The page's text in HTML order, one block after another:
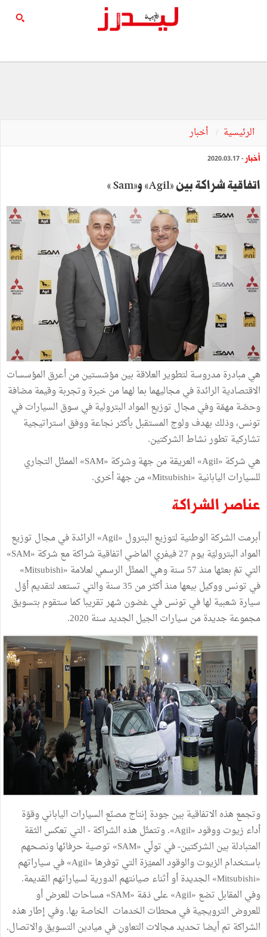
الرئيسية أخبار
أخبار - 2020.03.17
اتفاقية شراكة بين »Agil« و»Sam «
هي مبادرة مدروسة لتطوير العلاقة بين مؤسّستين من أعرق المؤسسات
الاقتصادية الرائدة في مجاليهما بما لهما من خبرة وتجربة وقيمة مضافة
وحصّة مهمّة وفي مجال توزيع المواد البترولية في سوق السيارات في
تونس، وذلك بهدف ولوج المستقبل بأكثر نجاعة ووفق استراتيجية
تشاركية تطور نشاط الشركتين.
هي شركة «Agil» العريقة من جهة وشركة «SAM» الممثّل التجاري
للسيارات اليابانية «Mitsubishi» من جهة أخرى.
عناصر الشراكة
أبرمت الشركة الوطنية لتوزيع البترول «Agil» الرائدة في مجال توزيع
المواد البتروليّة يوم 27 فيفري الماضي اتفاقية شراكة مع شركة «SAM»
التي تمّ بعثها منذ 57 سنة وهي الممثّل الرسمي لعلامة «Mitsubishi»
في تونس ووكيل بيعها منذ أكثر من 35 سنة والتي تستعد لتقديم أوّل
سيارة شعبية لها في تونس في غضون شهر تقريبا كما ستقوم بتسويق
مجموعة جديدة من سيارات الجيل الجديد سنة 2020.
وتجمع هذه الاتفاقية بين جودة إنتاج مصنّع السيارات الياباني وقوّة
أداء زيوت ووقود «Agil». وتتمثّل هذه الشراكة - التي تعكس الثقة
المتبادلة بين الشركتين- في تولّي «SAM» توصية حرفائها ونصحهم
باستخدام الزيوت والوقود المميّزة التي توفرها «Agil» في سياراتهم
«Mitsubishi» الجديدة أو أثناء صيانتهم الدورية لسياراتهم القديمة.
وفي المقابل تضع «Agil» على ذمّة «SAM» مساحات للعرض أو
للعروض الترويجية في محطات الخدمات الخاصة بها. وفي إطار هذه
الشراكة تم أيضا تحديد مجالات التعاون في ميادين التسويق والاتصال.